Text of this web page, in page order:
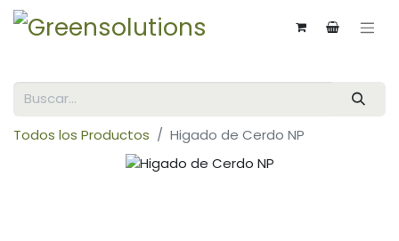
Todos los Productos Higado de Cerdo NP